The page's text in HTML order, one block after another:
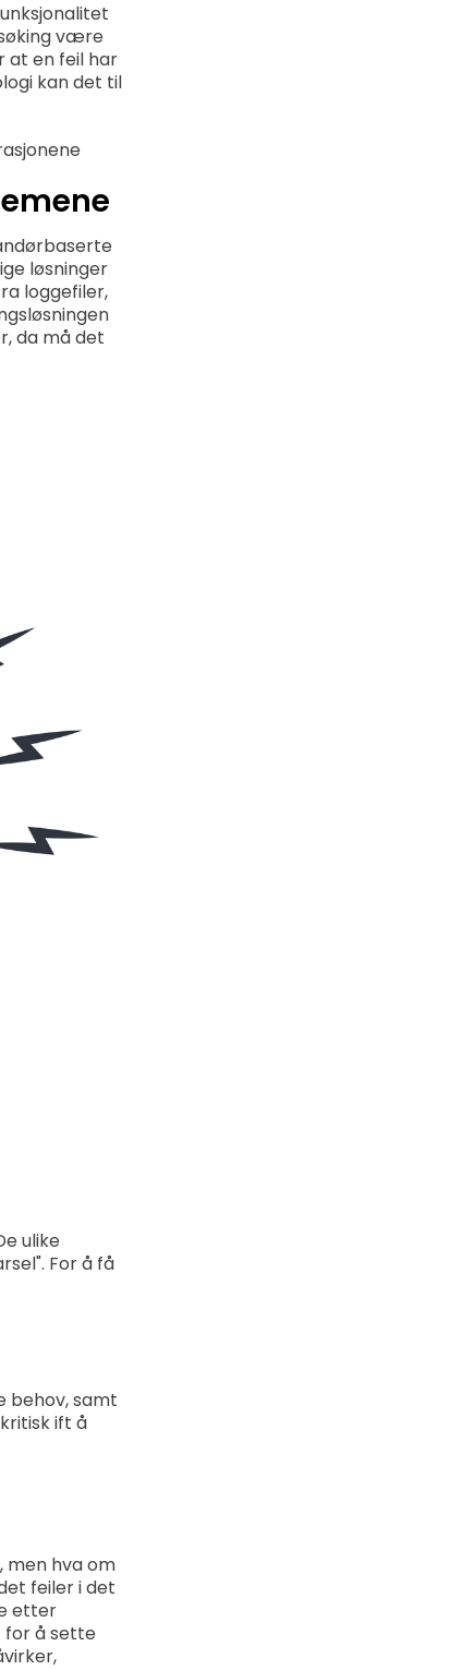
være
at en feil har
kan det til
løsninger
loggefiler,
da må det
ulike
For å få
behov, samt
ift å
men hva om
feiler i det
etter
for å sette